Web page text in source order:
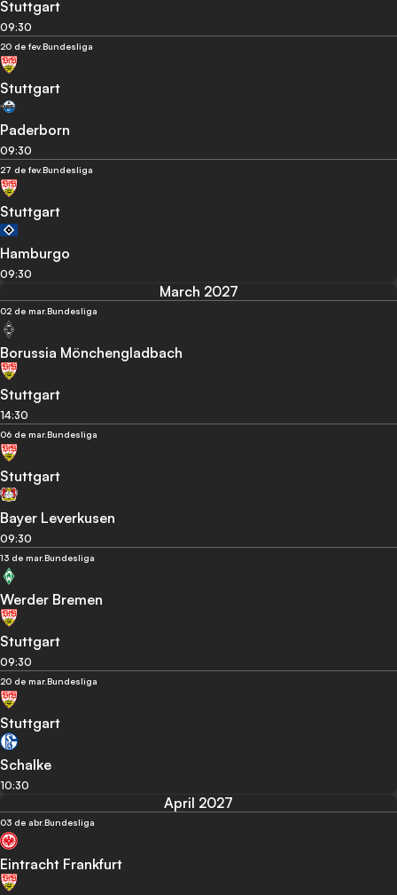
Stuttgart
09:30
20 de fev.Bundesliga
Stuttgart
Paderborn
09:30
27 de fev.Bundesliga
Stuttgart
Hamburgo
09:30
March 2027
02 de mar.Bundesliga
Borussia Mönchengladbach
Stuttgart
14:30
06 de mar.Bundesliga
Stuttgart
Bayer Leverkusen
09:30
13 de mar.Bundesliga
Werder Bremen
Stuttgart
09:30
20 de mar.Bundesliga
Stuttgart
Schalke
10:30
April 2027
03 de abr.Bundesliga
Eintracht Frankfurt